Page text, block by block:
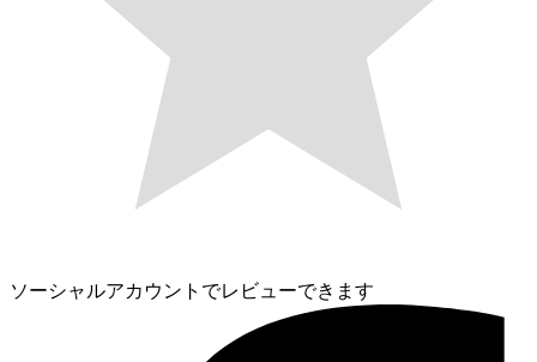
ソーシャルアカウントでレビューできます